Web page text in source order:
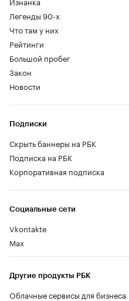
Легенды 90-х
Что там у них
Рейтинги
Большой пробег
Закон
Новости
Социальные сети
Vkontakte
Max
Другие продукты РБК
Облачные сервисы для бизнеса
Подписки
Скрыть баннеры на РБК
Подписка на РБК
Корпоративная подписка